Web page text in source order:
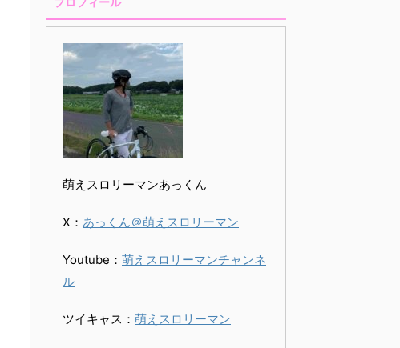
萌えスロリーマンあっくん
X： あっくん＠萌えスロリーマン
Youtube： 萌えスロリーマンチャンネ
ル
ツイキャス： 萌えスロリーマン